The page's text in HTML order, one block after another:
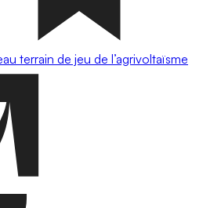
terrain de jeu de l’agrivoltaïsme